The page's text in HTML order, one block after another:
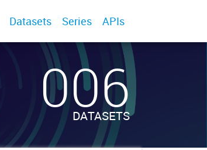
Datasets Series APIs
006
DATASETS